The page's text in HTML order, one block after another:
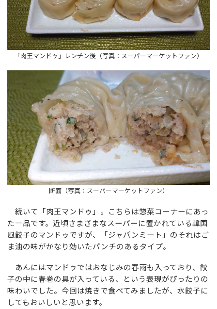
「肉王マンドゥ」レンチン後（写真：スーパーマーケットファン）
断面（写真：スーパーマーケットファン）
続いて「肉王マンドゥ」。こちらは惣菜コーナーにあっ
た一品です。近頃さまざまなスーパーに置かれている韓国
風餃子のマンドゥですが、「ジャパンミート」のそれはご
ま油の味がかなり効いたパンチのあるタイプ。
あんにはマンドゥではおなじみの春雨も入っており、餃
子の中に春巻の具が入っている、という表現がぴったりの
味わいでした。今回は焼きで食べてみましたが、水餃子に
してもおいしいと思います。